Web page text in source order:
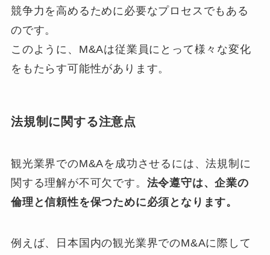
競争力を高めるために必要なプロセスでもある
のです。
このように、M&Aは従業員にとって様々な変化
をもたらす可能性があります。
法規制に関する注意点
観光業界でのM&Aを成功させるには、法規制に
関する理解が不可欠です。 法令遵守は、企業の
倫理と信頼性を保つために必須となります。
例えば、日本国内の観光業界でのM&Aに際して